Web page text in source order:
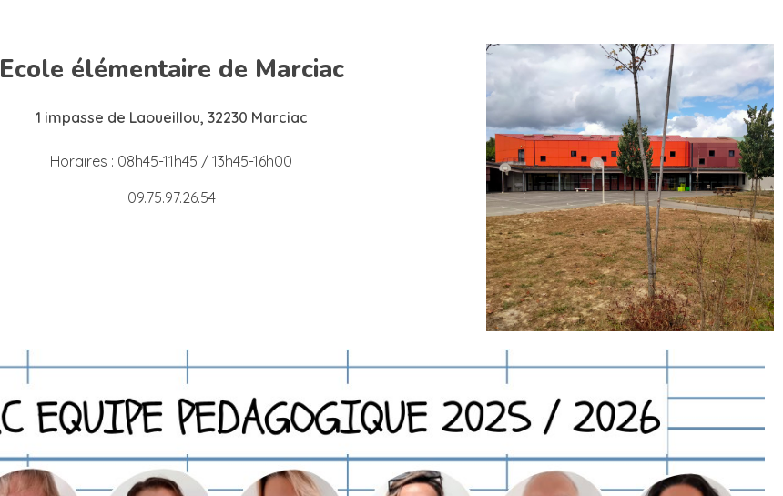
Ecole élémentaire de Marciac
1 impasse de Laoueillou, 32230 Marciac
Horaires : 08h45-11h45 / 13h45-16h00
09.75.97.26.54